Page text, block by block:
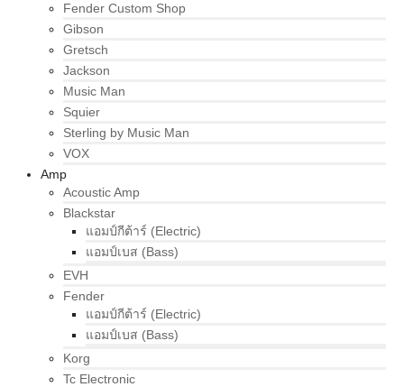
Fender Custom Shop
Gibson
Gretsch
Jackson
Music Man
Squier
Sterling by Music Man
VOX
Amp
Acoustic Amp
Blackstar
แอมป์กีต้าร์ (Electric)
แอมป์เบส (Bass)
EVH
Fender
แอมป์กีต้าร์ (Electric)
แอมป์เบส (Bass)
Korg
Tc Electronic